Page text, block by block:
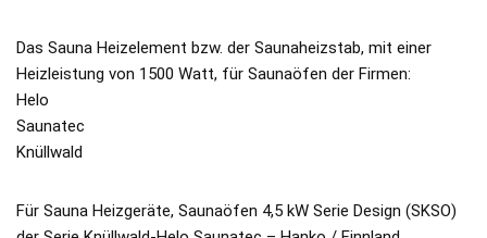
Das Sauna Heizelement bzw. der Saunaheizstab, mit einer
Heizleistung von 1500 Watt, für Saunaöfen der Firmen:
Helo
Saunatec
Knüllwald
Für Sauna Heizgeräte, Saunaöfen 4,5 kW Serie Design (SKSO)